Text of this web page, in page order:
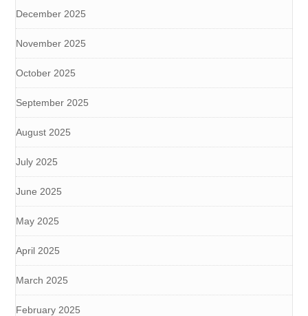
December 2025
November 2025
October 2025
September 2025
August 2025
July 2025
June 2025
May 2025
April 2025
March 2025
February 2025